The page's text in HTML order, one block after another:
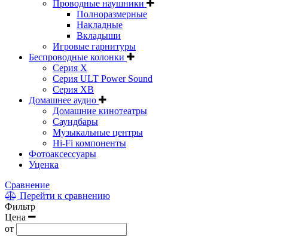
Проводные наушники
Полноразмерные
Накладные
Вкладыши
Игровые гарнитуры
Беспроводные колонки
Серия X
Серия ULT Power Sound
Серия XB
Домашнее аудио
Домашние кинотеатры
Саундбары
Музыкальные центры
Hi-Fi компоненты
Фотоаксессуары
Уценка
Сравнение
Перейти к сравнению
Фильтр
Цена
от